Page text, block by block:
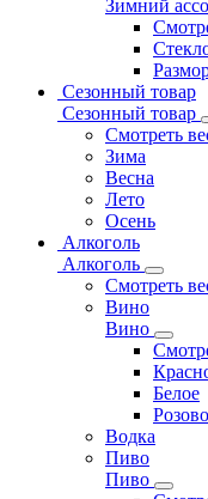
Зимний
Сезонный товар
Сезонный товар
Смотреть
Зима
Весна
Лето
Осень
Алкоголь
Алкоголь
Смотреть
Вино
Вино
Белое
Водка
Пиво
Пиво